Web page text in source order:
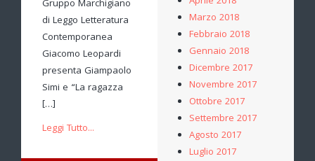
Gruppo Marchigiano
di Leggo Letteratura
Contemporanea
Giacomo Leopardi
presenta Giampaolo
Simi e “La ragazza
[…]
Leggi Tutto...
Marzo 2018
Febbraio 2018
Gennaio 2018
Dicembre 2017
Novembre 2017
Ottobre 2017
Settembre 2017
Agosto 2017
Luglio 2017